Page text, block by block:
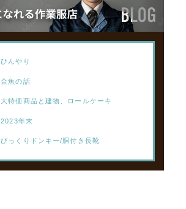
ひんやり
金魚の話
大特価商品と建物、ロールケーキ
2023年末
びっくりドンキー/胴付き長靴